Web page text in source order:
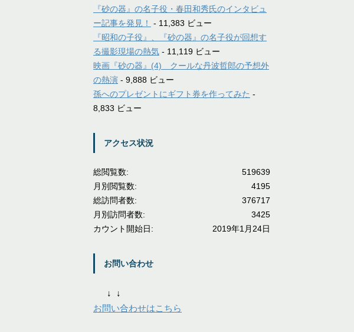
『砂の器』の名子役・春田和秀氏のインタビュ
ー記事を発見！
- 11,383 ビュー
『昭和の子役』、『砂の器』の名子役が回想す
る撮影現場の熱気 - 11,119 ビュー
映画『砂の器』(4) クールな丹波哲郎の予想外
の熱演 - 9,888 ビュー
孫へのプレゼントにギフト券を作ってみた -
8,833 ビュー
アクセス状況
519639
総閲覧数:
4195
月別閲覧数:
376717
総訪問者数:
3425
月別訪問者数:
2019年1月24日
カウント開始日:
お問い合わせ
↓
↓
お問い合わせはこちら